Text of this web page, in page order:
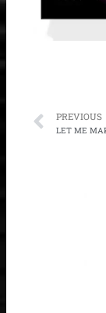
PREVIOUS